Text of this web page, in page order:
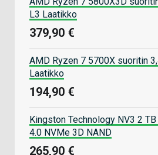
L3 Laatikko
379,90 €
AMD Ryzen 7 5700X suoritin
Laatikko
194,90 €
Kingston Technology NV3 2
4.0 NVMe 3D NAND
265,90 €